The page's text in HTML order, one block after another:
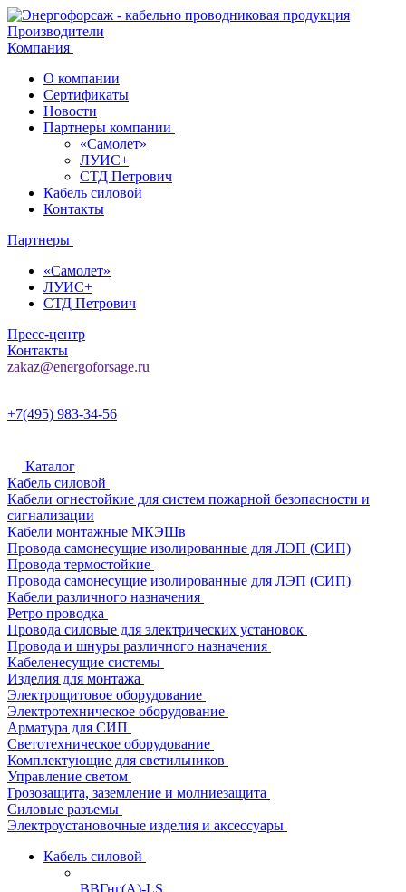
Производители
Компания
О компании
Сертификаты
Новости
Партнеры компании
«Самолет»
ЛУИС+
СТД Петрович
Кабель силовой
Контакты
Партнеры
«Самолет»
ЛУИС+
СТД Петрович
Пресс-центр
Контакты
zakaz@energoforsage.ru
+7(495) 983-34-56
Каталог
Кабель силовой
Кабели огнестойкие для систем пожарной безопасности и
сигнализации
Кабели монтажные МКЭШв
Провода самонесущие изолированные для ЛЭП (СИП)
Провода термостойкие
Провода самонесущие изолированные для ЛЭП (СИП)
Кабели различного назначения
Ретро проводка
Провода силовые для электрических установок
Провода и шнуры различного назначения
Кабеленесущие системы
Изделия для монтажа
Электрощитовое оборудование
Электротехническое оборудование
Арматура для СИП
Светотехническое оборудование
Комплектующие для светильников
Управление светом
Грозозащита, заземление и молниезащита
Силовые разъемы
Электроустановочные изделия и аксессуары
Кабель силовой
ВВГнг(А)-LS